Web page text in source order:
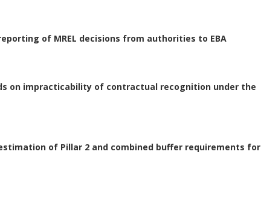
of MREL decisions from authorities to EBA
on impracticability of contractual recognition under the
of Pillar 2 and combined buffer requirements for